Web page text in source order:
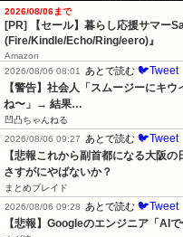
2026/08/06まで
[PR]
【セール】暮らし応援サマー
(Fire/Kindle/Echo/Ring/eero)』
Amazon
2026/08/06 08:01
あとで読む 🐦Tweet
【警告】社会人「スムージーにキ
ね〜」→ 結果…
凹凸ちゃんねる
2026/08/06 09:27
あとで読む 🐦Tweet
【悲報これから副首都になる大阪
さすがにやばないか？
まとめブレイド
2026/08/06 09:28
あとで読む 🐦Tweet
【悲報】Googleのエンジニア「AI